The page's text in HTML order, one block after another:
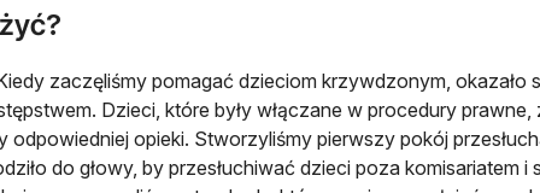
zaczęliśmy pomagać dzieciom krzywdzonym, okazało
Dzieci, które były włączane w procedury
odpowiedniej opieki. Stworzyliśmy pierwszy pokój
do głowy, by przesłuchiwać dzieci poza komisariatem